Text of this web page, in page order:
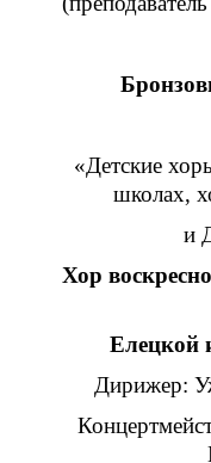
«Детские
школах,
и
Хор
Елецкой
Дирижер: